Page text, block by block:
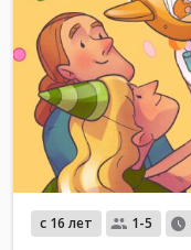
с 16 лет 1-5